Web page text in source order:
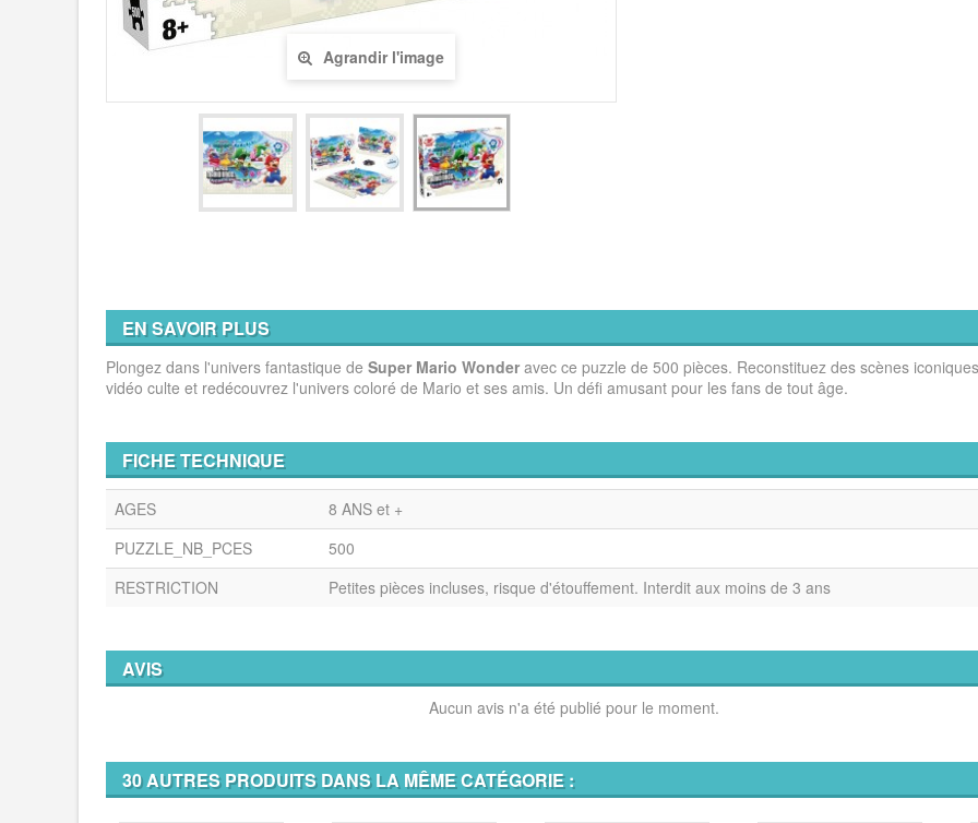
Agrandir l'image
EN SAVOIR PLUS
Plongez dans l'univers fantastique de Super Mario Wonder avec ce puzzle de 500 pièces. Reconstituez des scènes
vidéo culte et redécouvrez l'univers coloré de Mario et ses amis. Un défi amusant pour les fans de tout âge.
FICHE TECHNIQUE
AGES
8 ANS et +
PUZZLE_NB_PCES
500
RESTRICTION
Petites pièces incluses, risque d'étouffement. Interdit aux moins de 3 ans
AVIS
Aucun avis n'a été publié pour le moment.
30 AUTRES PRODUITS DANS LA MÊME CATÉGORIE :